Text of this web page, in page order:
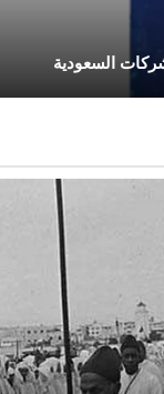
السعودية